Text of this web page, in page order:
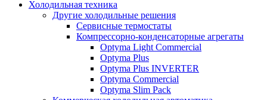
Холодильная техника
Другие холодильные решения
Сервисные термостаты
Компрессорно-конденсаторные агрегаты
Optyma Light Commercial
Optyma Plus
Optyma Plus INVERTER
Optyma Commercial
Optyma Slim Pack